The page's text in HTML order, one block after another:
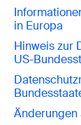
in Europa
Hinweis zur
US-
Änderungen